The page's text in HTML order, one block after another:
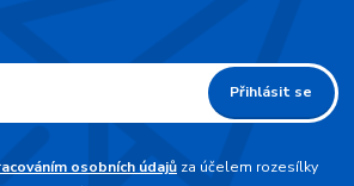
Přihlásit se
osobních údajůza účelem rozesílky